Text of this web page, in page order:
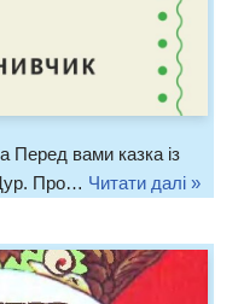
Перед вами казка із
Про… Читати далі »